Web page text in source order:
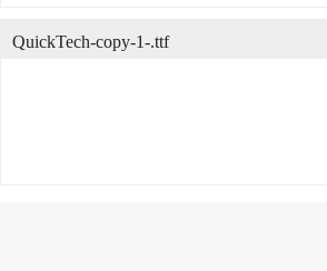
QuickTech-copy-1-.ttf